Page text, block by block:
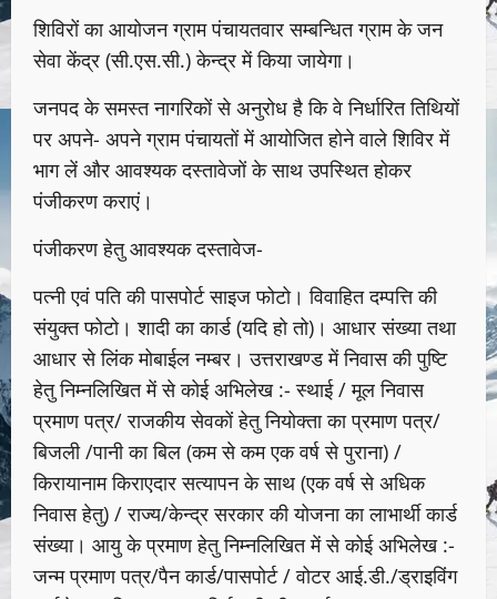
शिविरों का आयोजन ग्राम पंचायतवार सम्बन्धित ग्राम के जन
सेवा केंद्र (सी.एस.सी.) केन्द्र में किया जायेगा।
जनपद के समस्त नागरिकों से अनुरोध है कि वे निर्धारित तिथियों
पर अपने- अपने ग्राम पंचायतों में आयोजित होने वाले शिविर में
भाग लें और आवश्यक दस्तावेजों के साथ उपस्थित होकर
पंजीकरण कराएं।
पंजीकरण हेतु आवश्यक दस्तावेज-
पत्नी एवं पति की पासपोर्ट साइज फोटो। विवाहित दम्पत्ति की
संयुक्त फोटो। शादी का कार्ड (यदि हो तो)। आधार संख्या तथा
आधार से लिंक मोबाईल नम्बर। उत्तराखण्ड में निवास की पुष्टि
हेतु निम्नलिखित में से कोई अभिलेख :- स्थाई / मूल निवास
प्रमाण पत्र/ राजकीय सेवकों हेतु नियोक्ता का प्रमाण पत्र/
बिजली /पानी का बिल (कम से कम एक वर्ष से पुराना) /
किरायानाम किराएदार सत्यापन के साथ (एक वर्ष से अधिक
निवास हेतु) / राज्य/केन्द्र सरकार की योजना का लाभार्थी कार्ड
संख्या। आयु के प्रमाण हेतु निम्नलिखित में से कोई अभिलेख :-
जन्म प्रमाण पत्र/पैन कार्ड/पासपोर्ट / वोटर आई.डी./ड्राइविंग